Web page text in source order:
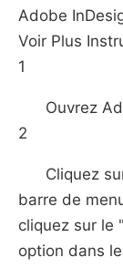
Adobe
Voir Plus
1
Ouvrez
2
Cliquez
barre de
cliquez sur le
option dans